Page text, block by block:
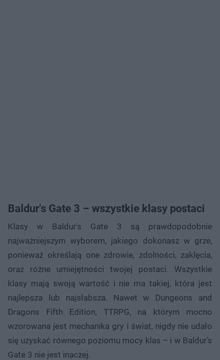
Baldur's Gate 3 – wszystkie klasy postaci
Klasy w Baldur's Gate 3 są prawdopodobnie
najważniejszym wyborem, jakiego dokonasz w grze,
ponieważ określają one zdrowie, zdolności, zaklęcia,
oraz różne umiejętności twojej postaci. Wszystkie
klasy mają swoją wartość i nie ma takiej, która jest
najlepsza lub najsłabsza. Nawet w Dungeons and
Dragons Fifth Edition, TTRPG, na którym mocno
wzorowana jest mechanika gry i świat, nigdy nie udało
się uzyskać równego poziomu mocy klas – i w Baldur’s
Gate 3 nie jest inaczej.